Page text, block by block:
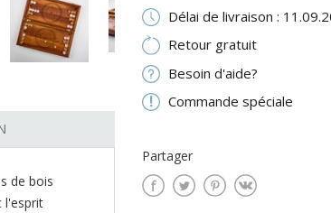
Délai de livraison :
Retour gratuit
Besoin d'aide?
Commande spéciale
Partager
NEXT
de bois
l'esprit